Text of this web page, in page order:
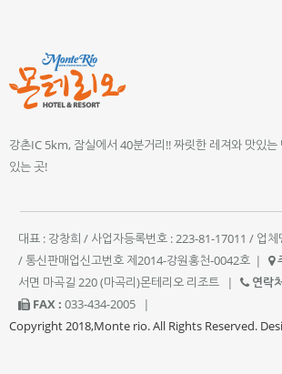
강촌IC 5km, 잠실에서 40분거리!! 짜릿한 레져와 맛있는
있는 곳!
대표 : 강창희 / 사업자등록번호 : 223-81-17011 / 업
/ 통신판매업신고번호 제2014-강원홍천-0042호 |
서면 마곡길 220 (마곡리)몬테리오 리조트
| 연락
FAX : 033-434-2005
|
Copyright 2018,Monte rio. All Rights Reserved.